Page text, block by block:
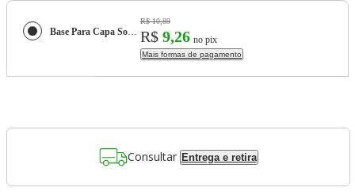
Base Para Capa Sousplat
R$ 10,89
R$ 9,26 no pix
Mais formas de pagamento
Consultar Entrega e retira